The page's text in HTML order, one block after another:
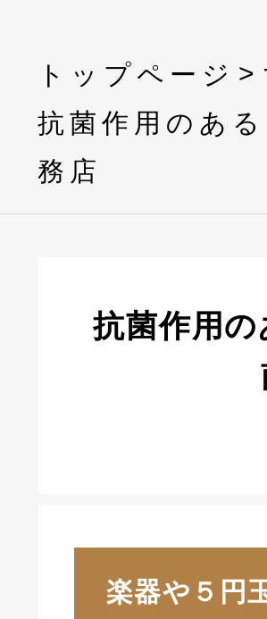
トップページ
抗菌作用のあ
務店
抗菌作用
楽器や５円